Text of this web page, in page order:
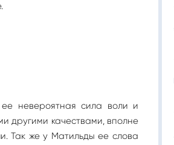
невероятная сила воли и
другими качествами, вполне
Так же у Матильды ее слова